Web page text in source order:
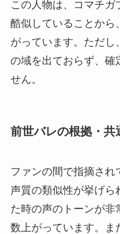
この人物は、コマチ
酷似していることから
がっています。ただし
の域を出ておらず、確
せん。
前世バレの根拠・共
ファンの間で指摘さ
声質の類似性が挙げら
た時の声のトーンが非
数上がっています。ま